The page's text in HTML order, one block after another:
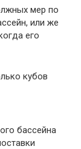
мер по
или же
его
кубов
бассейна